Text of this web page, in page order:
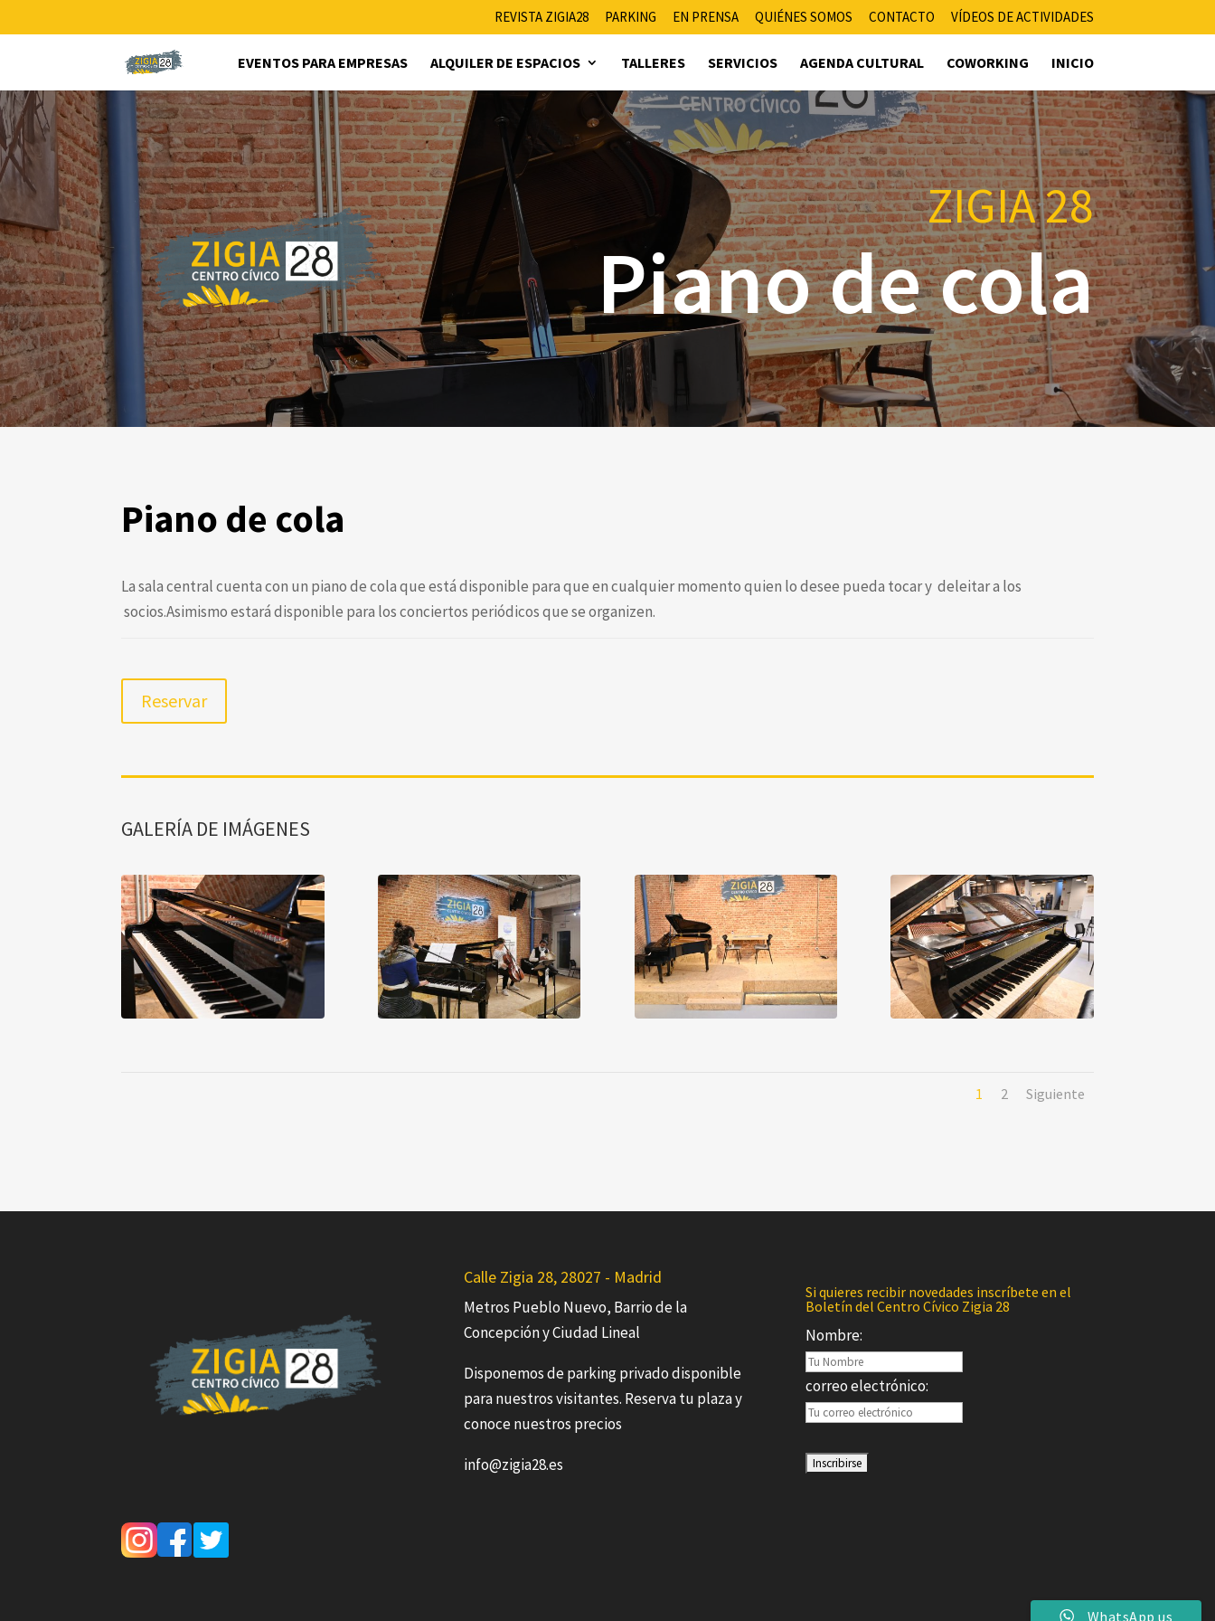
REVISTA ZIGIA28 PARKING EN PRENSA QUIÉNES SOMOS CONTACTO VÍDEOS DE ACTIVIDADES
EVENTOS PARA EMPRESAS ALQUILER DE ESPACIOS TALLERES SERVICIOS AGENDA CULTURAL COWORKING INICIO
ZIGIA 28
Piano de cola
Piano de cola
La sala central cuenta con un piano de cola que está disponible para que en cualquier momento quien lo desee pueda tocar y deleitar a los
socios.Asimismo estará disponible para los conciertos periódicos que se organizen.
Reservar
GALERÍA DE IMÁGENES
1 2 Siguiente
Calle Zigia 28, 28027 - Madrid
Metros Pueblo Nuevo, Barrio de la
Concepción y Ciudad Lineal
Disponemos de parking privado disponible
para nuestros visitantes. Reserva tu plaza y
conoce nuestros precios
info@zigia28.es
Si quieres recibir novedades inscríbete en el
Boletín del Centro Cívico Zigia 28
Nombre:
correo electrónico:
WhatsApp us